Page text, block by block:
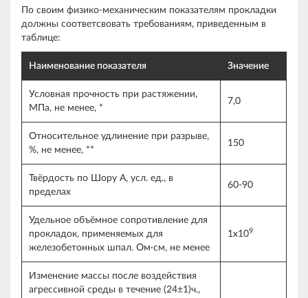
По своим физико-механическим показателям прокладки
должны соответсвовать требованиям, приведенным в
таблице:
Наименование показателя Значение
Условная прочность при растяжении,
МПа, не менее, *
7,0
Относительное удлинение при разрыве,
%, не менее, **
150
Твёрдость по Шору А, усл. ед., в
пределах
60-90
Удельное объёмное сопротивление для
прокладок, применяемых для
железобетонных шпал. Ом∙см, не менее
1х109
Изменение массы после воздействия
агрессивной среды в течение (24±1)ч.,